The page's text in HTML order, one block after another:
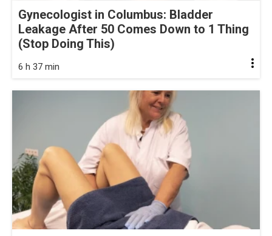
Gynecologist in Columbus: Bladder
Leakage After 50 Comes Down to 1 Thing
(Stop Doing This)
6 h 37 min